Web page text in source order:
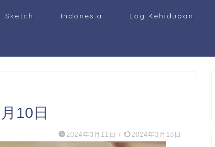
Sketch Indonesia Log Kehidupan
10日
2024年3月11日 / 2024年3月18日